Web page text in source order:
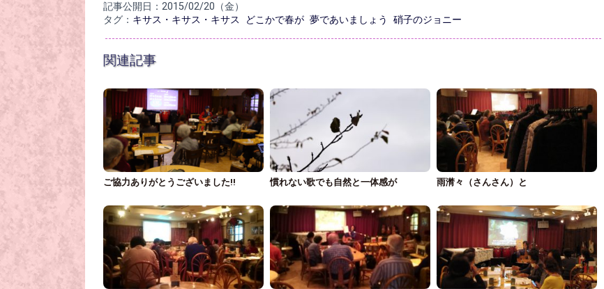
記事公開日：2015/02/20（金）
タグ： キサス・キサス・キサス どこかで春が 夢であいましょう 硝子のジョニー
関連記事
ご協力ありがとうございました!! 慣れない歌でも自然と一体感が 雨潸々（さんさん）と